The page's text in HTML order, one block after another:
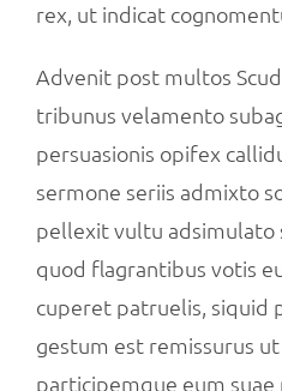
rex, ut indicat
Advenit post multos
tribunus velamento
persuasionis opifex
sermone seriis admixto
pellexit vultu adsimulato
quod flagrantibus votis
cuperet patruelis, siquid
gestum est remissurus
participemque eum suae